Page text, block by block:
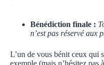
Bénédiction finale :
n’est pas réservé aux
L’un de vous bénit ceux qui